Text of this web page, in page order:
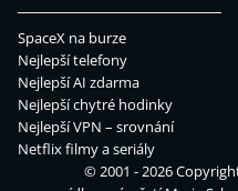
SpaceX na burze
Nejlepší telefony
Nejlepší AI zdarma
Nejlepší chytré hodinky
Nejlepší VPN – srovnání
Netflix filmy a seriály
© 2001 - 2026